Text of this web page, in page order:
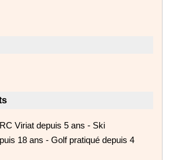
Viriat depuis 5 ans - Ski
18 ans - Golf pratiqué depuis 4